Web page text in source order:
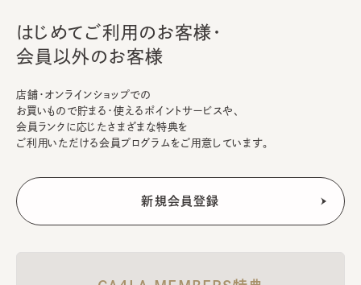
はじめてご利用のお客様・
会員以外のお客様
店舗・オンラインショップでの
お買いもので貯まる・使えるポイントサービスや、
会員ランクに応じたさまざまな特典を
ご利用いただける会員プログラムをご用意しています。